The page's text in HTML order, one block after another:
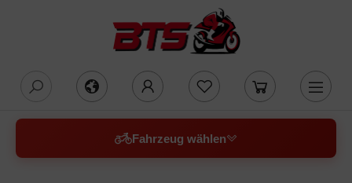
Fahrzeug wählen